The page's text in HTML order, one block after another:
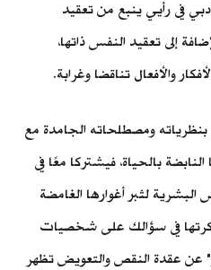
في رأيي ينبع من تعقيد
إلى تعقيد النفس ذاتها،
والأفعال تناقضا وغرابة.
ومصطلحاته الجامدة مع
بالحياة، فيشتركا معًا في
لثبر أغوارها الغامضة
في سؤالك على شخصيات
عن عقدة النقص والتعويض تظهر